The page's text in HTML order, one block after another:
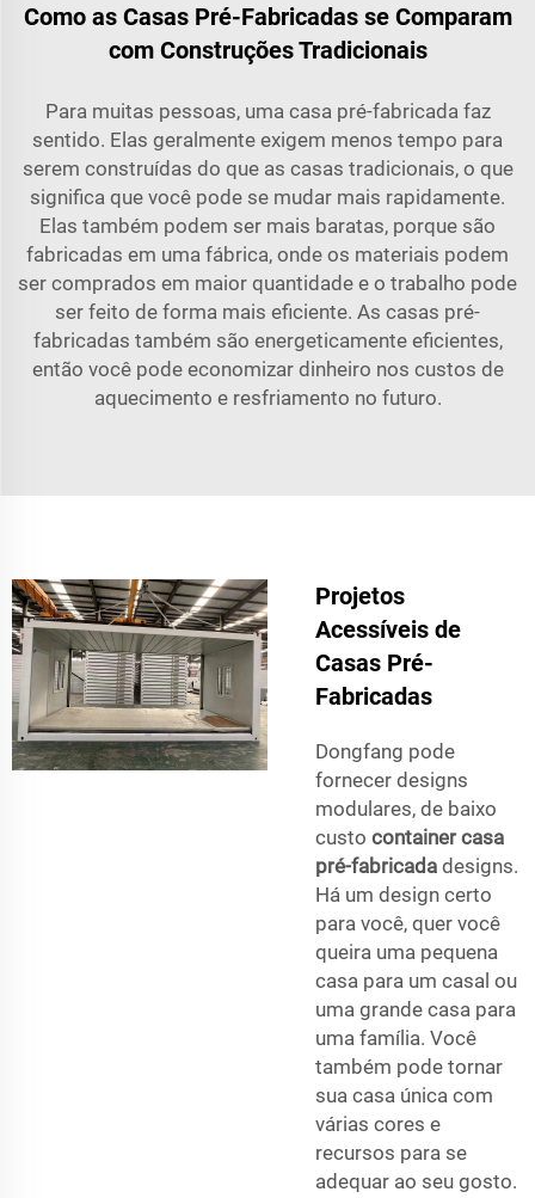
Como as Casas Pré-Fabricadas se Comparam
com Construções Tradicionais
Para muitas pessoas, uma casa pré-fabricada faz
sentido. Elas geralmente exigem menos tempo para
serem construídas do que as casas tradicionais, o que
significa que você pode se mudar mais rapidamente.
Elas também podem ser mais baratas, porque são
fabricadas em uma fábrica, onde os materiais podem
ser comprados em maior quantidade e o trabalho pode
ser feito de forma mais eficiente. As casas pré-
fabricadas também são energeticamente eficientes,
então você pode economizar dinheiro nos custos de
aquecimento e resfriamento no futuro.
Projetos
Acessíveis de
Casas Pré-
Fabricadas
Dongfang pode
fornecer designs
modulares, de baixo
custo container casa
pré-fabricada designs.
Há um design certo
para você, quer você
queira uma pequena
casa para um casal ou
uma grande casa para
uma família. Você
também pode tornar
sua casa única com
várias cores e
recursos para se
adequar ao seu gosto.